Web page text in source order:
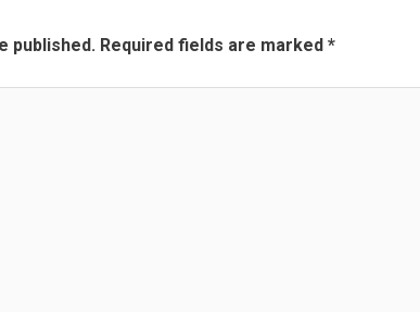
published. Required fields are marked *